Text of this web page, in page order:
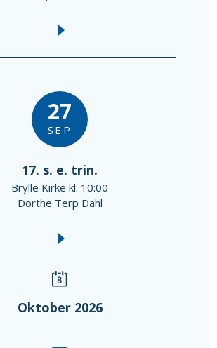
27
SEP
17. s. e. trin.
Brylle Kirke kl. 10:00
Dorthe Terp Dahl
Oktober 2026